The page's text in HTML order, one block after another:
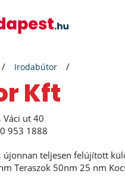
Irodabútor
Kft
Váci ut 40
953 1888
teljesen felújított
Teraszok 50nm 25 nm